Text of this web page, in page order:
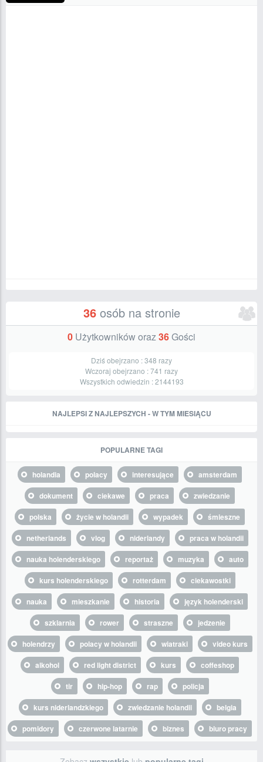
36osób na stronie
0 Użytkowników oraz36Gości
Dziś obejrzano :348 razy
Wczoraj obejrzano :741 razy
Wszystkich odwiedzin :2144193
NAJLEPSI Z NAJLEPSZYCH - W TYM MIESIĄCU
POPULARNE TAGI
holandia polacy interesujące
amsterdam
dokument
ciekawe praca
zwiedzanie
polska
życie w holandii wypadek
śmieszne
netherlands
vlog niderlandy
praca w holandii
nauka holenderskiego
reportaż muzyka
auto
kurs holenderskiego
rotterdam
ciekawostki
nauka
mieszkanie historia
język holenderski
szklarnia
rower straszne
jedzenie
holendrzy
polacy w holandii wiatraki
video kurs
alkohol
red light district kurs
coffeshop
tir
hip-hop rap
policja
kurs niderlandzkiego
zwiedzanie holandii
belgia
pomidory
czerwone latarnie biznes biuro pracy